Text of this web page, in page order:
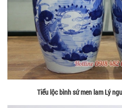
Tiểu lộc bình sứ men lam Lý